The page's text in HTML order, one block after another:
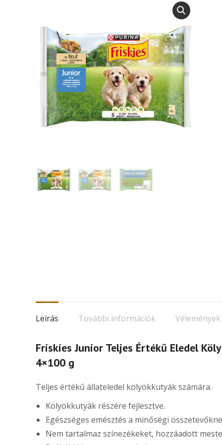
Leírás További információk Vélemények
Friskies Junior Teljes Értékű Eledel
4×100 g
Teljes értékű állateledel kölyökkutyák számára.
Kölyökkutyák részére fejlesztve.
Egészséges emésztés a minőségi
Nem tartalmaz színezékeket, hozzáadott